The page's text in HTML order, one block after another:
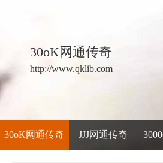
30oK网通传奇
http://www.qklib.com
30oK网通传奇 JJJ网通传奇